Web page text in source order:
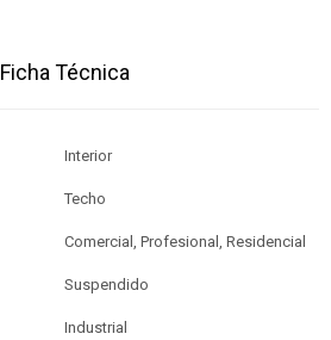
Ficha Técnica
Interior
Techo
Comercial, Profesional, Residencial
Suspendido
Industrial